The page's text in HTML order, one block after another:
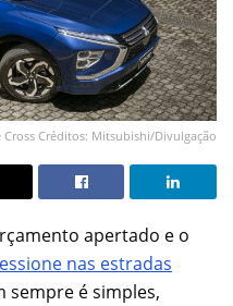
Cross Créditos: Mitsubishi/Divulgação
apertado e o
nas estradas
sempre é simples,